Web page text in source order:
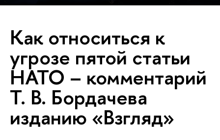
Как относиться к
угрозе пятой статьи
НАТО – комментарий
Т. В. Бордачева
изданию «Взгляд»